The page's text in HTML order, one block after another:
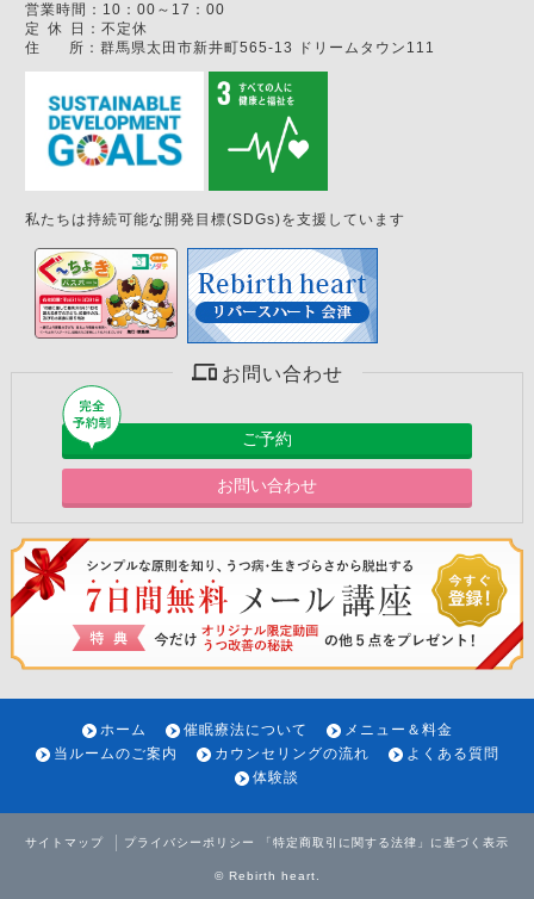
営業時間： 10：00～17：00
定 休 日： 不定休
住
所： 群馬県太田市新井町565-13 ドリームタウン111
私たちは持続可能な開発目標(SDGs)を支援しています
お問い合わせ
ご予約
お問い合わせ
ホーム 催眠療法について
メニュー＆料金
当ルームのご案内
カウンセリングの流れ
よくある質問
体験談
サイトマップ プライバシーポリシー 「特定商取引に関する法律」に基づく表示
© Rebirth heart